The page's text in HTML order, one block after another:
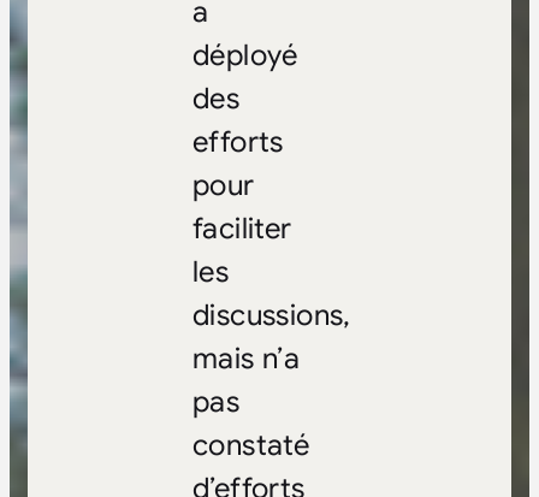
a
déployé
des
efforts
pour
faciliter
les
discussions,
mais n’a
pas
constaté
d’efforts